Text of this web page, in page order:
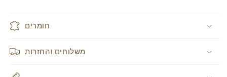
חומרים
משלוחים והחזרות